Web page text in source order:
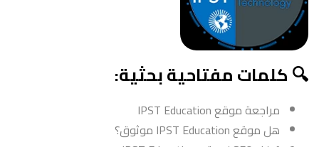
🔍 كلمات مفتاحية بحثية:
مراجعة موقع IPST Education
هل موقع IPST Education موثوق؟